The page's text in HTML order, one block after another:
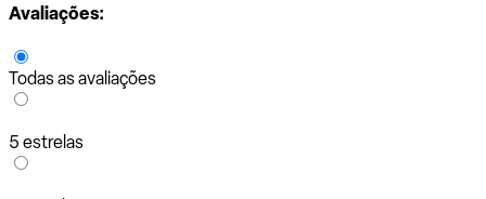
Avaliações:
Todas as avaliações
5 estrelas